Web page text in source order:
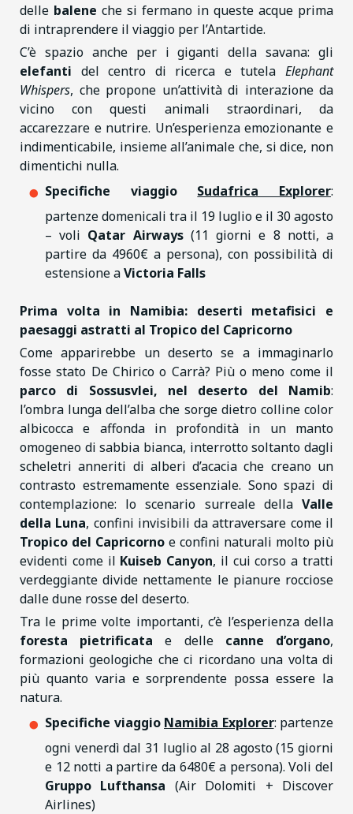
delle balene che si fermano in queste acque prima
di intraprendere il viaggio per l’Antartide.
C’è spazio anche per i giganti della savana: gli
elefanti del centro di ricerca e tutela Elephant
Whispers, che propone un’attività di interazione da
vicino con questi animali straordinari, da
accarezzare e nutrire. Un’esperienza emozionante e
indimenticabile, insieme all’animale che, si dice, non
dimentichi nulla.
Specifiche viaggio
Sudafrica Explorer:
partenze domenicali tra il 19 luglio e il 30 agosto
– voli Qatar Airways (11 giorni e 8 notti, a
partire da 4960€ a persona), con possibilità di
estensione aVictoria Falls
Prima volta in Namibia: deserti metafisici e
paesaggi astratti al Tropico del Capricorno
Come apparirebbe un deserto se a immaginarlo
fosse stato De Chirico o Carrà? Più o meno come il
parco di Sossusvlei, nel deserto del Namib:
l’ombra lunga dell’alba che sorge dietro colline color
albicocca e affonda in profondità in un manto
omogeneo di sabbia bianca, interrotto soltanto dagli
scheletri anneriti di alberi d’acacia che creano un
contrasto estremamente essenziale. Sono spazi di
contemplazione: lo scenario surreale della Valle
della Luna, confini invisibili da attraversare come il
Tropico del Capricorno e confini naturali molto più
evidenti come il Kuiseb Canyon, il cui corso a tratti
verdeggiante divide nettamente le pianure rocciose
dalle dune rosse del deserto.
Tra le prime volte importanti, c’è l’esperienza della
foresta pietrificatae delle canne d’organo,
formazioni geologiche che ci ricordano una volta di
più quanto varia e sorprendente possa essere la
natura.
Specifiche viaggio Namibia Explorer: partenze
ogni venerdì dal 31 luglio al 28 agosto (15 giorni
e 12 notti a partire da 6480€ a persona). Voli del
Gruppo Lufthansa (Air Dolomiti + Discover
Airlines)